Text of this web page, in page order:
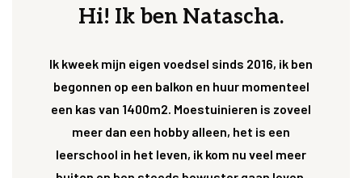
Hi! Ik ben Natascha.
Ik kweek mijn eigen voedsel sinds 2016, ik ben
begonnen op een balkon en huur momenteel
een kas van 1400m2. Moestuinieren is zoveel
meer dan een hobby alleen, het is een
leerschool in het leven, ik kom nu veel meer